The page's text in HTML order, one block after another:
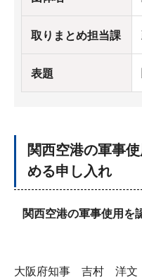
取りまとめ担当課
表題
関西空港の軍事
める申し入れ
関西空港の軍事使用を
大阪府知事 吉村 洋